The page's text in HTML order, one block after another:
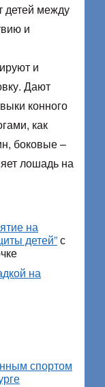
детей между
и
и
Дают
конного
как
боковые –
лошадь на
на
детей”с
на
спортом